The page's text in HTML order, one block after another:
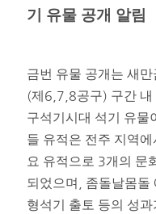
기 유물 공개 알림
금번 유물 공개는 새만
(제 6,7,8공구) 구간 내
구석기시대 석기 유물
들 유적은 전주 지역
요 유적으로 3개의 문
되었으며
좀돌날몸돌
형석기 출토 등의 성